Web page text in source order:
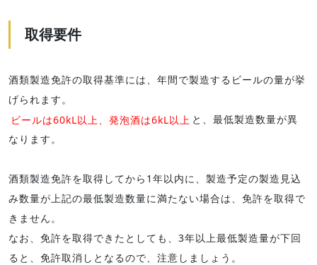
取得要件
酒類製造免許の取得基準には、年間で製造するビールの量が挙
げられます。
ビールは60kL以上、発泡酒は6kL以上 と、最低製造数量が異
なります。
酒類製造免許を取得してから1年以内に、製造予定の製造見込
み数量が上記の最低製造数量に満たない場合は、免許を取得で
きません。
なお、免許を取得できたとしても、3年以上最低製造量が下回
ると、免許取消しとなるので、注意しましょう。